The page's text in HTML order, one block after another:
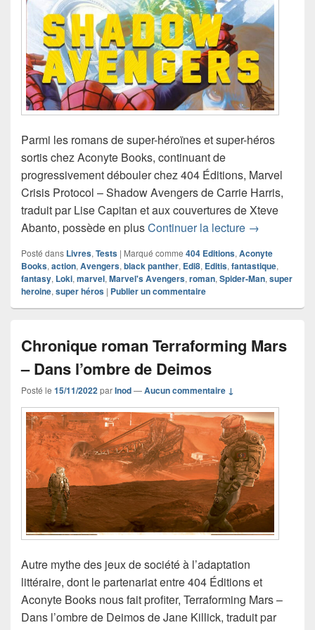
Parmi les romans de super-héroïnes et super-héros
sortis chez Aconyte Books, continuant de
progressivement débouler chez 404 Éditions, Marvel
Crisis Protocol – Shadow Avengers de Carrie Harris,
traduit par Lise Capitan et aux couvertures de Xteve
Abanto, possède en plusContinuer la lecture Chronique
→
Posté dans Livres, Tests | Marqué comme 404 Editions, Aconyte
Books, action, Avengers, black panther, Edi8, Editis, fantastique,
fantasy, Loki, marvel, Marvel's Avengers, roman, Spider-Man, super
heroine, super héros | Publier un commentaire
Chronique roman Terraforming Mars
– Dans l’ombre de Deimos
Posté le 15/11/2022parInod—Aucun commentaire ↓
Autre mythe des jeux de société à l’adaptation
littéraire, dont le partenariat entre 404 Éditions et
Aconyte Books nous fait profiter, Terraforming Mars –
Dans l’ombre de Deimos de Jane Killick, traduit par